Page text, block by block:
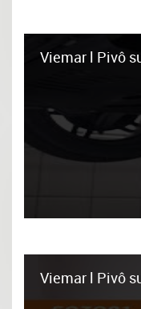
Viemar l Pivô
Viemar l Pivô